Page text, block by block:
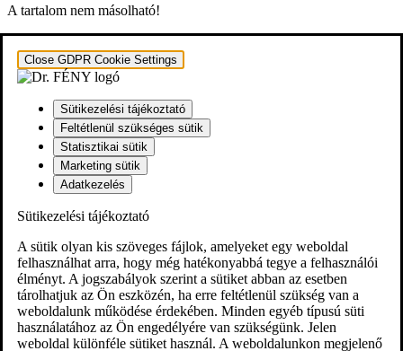
A tartalom nem másolható!
Close GDPR Cookie Settings
Sütikezelési tájékoztató
Feltétlenül szükséges sütik
Statisztikai sütik
Marketing sütik
Adatkezelés
Sütikezelési tájékoztató
A sütik olyan kis szöveges fájlok, amelyeket egy weboldal
felhasználhat arra, hogy még hatékonyabbá tegye a felhasználói
élményt. A jogszabályok szerint a sütiket abban az esetben
tárolhatjuk az Ön eszközén, ha erre feltétlenül szükség van a
weboldalunk működése érdekében. Minden egyéb típusú süti
használatához az Ön engedélyére van szükségünk. Jelen
weboldal különféle sütiket használ. A weboldalunkon megjelenő